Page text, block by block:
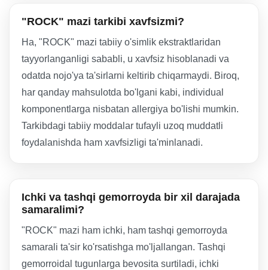
"ROCK" mazi tarkibi xavfsizmi?
Ha, "ROCK" mazi tabiiy o'simlik ekstraktlaridan
tayyorlanganligi sababli, u xavfsiz hisoblanadi va
odatda nojo'ya ta'sirlarni keltirib chiqarmaydi. Biroq,
har qanday mahsulotda bo'lgani kabi, individual
komponentlarga nisbatan allergiya bo'lishi mumkin.
Tarkibdagi tabiiy moddalar tufayli uzoq muddatli
foydalanishda ham xavfsizligi ta'minlanadi.
Ichki va tashqi gemorroyda bir xil darajada
samaralimi?
"ROCK" mazi ham ichki, ham tashqi gemorroyda
samarali ta'sir ko'rsatishga mo'ljallangan. Tashqi
gemorroidal tugunlarga bevosita surtiladi, ichki